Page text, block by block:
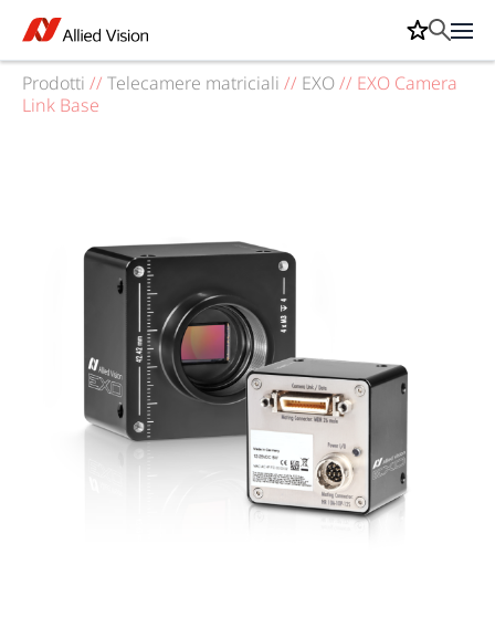
Prodotti // Telecamere matriciali // EXO// EXO Camera
Link Base